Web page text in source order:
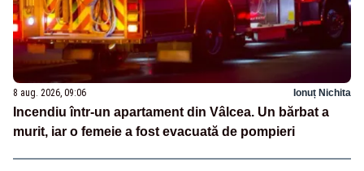
8 aug. 2026, 09:06 Ionuț Nichita
Incendiu într-un apartament din Vâlcea. Un bărbat a
murit, iar o femeie a fost evacuată de pompieri